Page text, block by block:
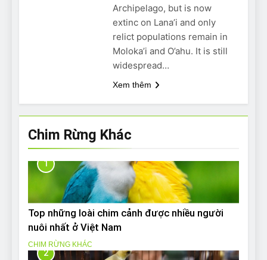
Chim Rừng Khác
1
Top những loài chim cảnh được nhiều người
nuôi nhất ở Việt Nam
CHIM RỪNG KHÁC
2
Archipelago, but is now
extinc on Lana’i and only
relict populations remain in
Moloka’i and O’ahu. It is still
widespread…
Xem thêm